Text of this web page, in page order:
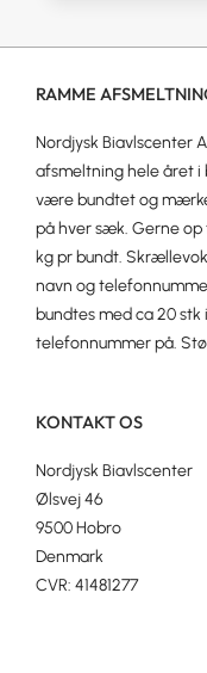
RAMME
Nordjysk Biavlscenter
afsmeltning hele året i
være bundtet og
på hver sæk. Gerne op
kg pr bundt.
navn og
bundtes med ca 20
telefonnummer på.
KONTAKT OS
Nordjysk Biavlscenter
Ølsvej 46
9500 Hobro
Denmark
CVR: 41481277